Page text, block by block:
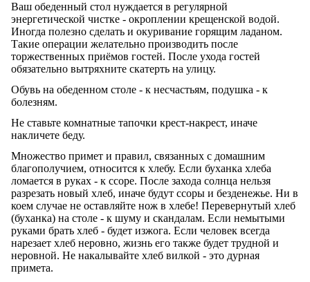
Ваш обеденный стол нуждается в регулярной
энергетической чистке - окроплении крещенской водой.
Иногда полезно сделать и окуривание горящим ладаном.
Такие операции желательно производить после
торжественных приёмов гостей. После ухода гостей
обязательно вытряхните скатерть на улицу.
Обувь на обеденном столе - к несчастьям, подушка - к
болезням.
Не ставьте комнатные тапочки крест-накрест, иначе
накличете беду.
Множество примет и правил, связанных с домашним
благополучием, относится к хлебу. Если буханка хлеба
ломается в руках - к ссоре. После захода солнца нельзя
разрезать новый хлеб, иначе будут ссоры и безденежье. Ни в
коем случае не оставляйте нож в хлебе! Перевернутый хлеб
(буханка) на столе - к шуму и скандалам. Если немытыми
руками брать хлеб - будет изжога. Если человек всегда
нарезает хлеб неровно, жизнь его также будет трудной и
неровной. Не накалывайте хлеб вилкой - это дурная
примета.